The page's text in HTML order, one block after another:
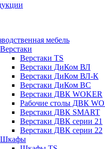
мебель
Верстаки
Верстаки TS
Верстаки ДиКом ВЛ
Верстаки ДиКом ВЛ-К
Верстаки ДиКом ВС
Верстаки ДВК WOKER
Рабочие столы ДВК
Верстаки ДВК SMART
Верстаки ДВК серии 21
Верстаки ДВК серии 22
Шкафы